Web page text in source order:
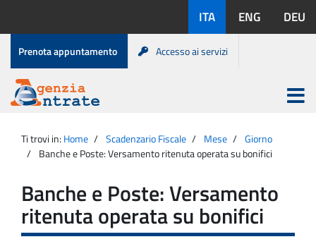
contenuto
disponibili:
ITA ENG DEU
Menu
di
servizio
Prenota appuntamento Accesso ai servizi
Agenzia
Entrate
Apri
menu
principale
Ti trovi in: Home Scadenzario Fiscale Mese
Giorno
Banche e Poste: Versamento ritenuta operata su bonifici
Banche e Poste: Versamento
ritenuta operata su bonifici